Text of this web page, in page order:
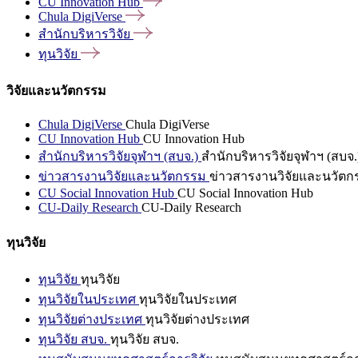
Chula DigiVerse
สำนักบริหารวิจัย
ทุนวิจัย
วิจัยและนวัตกรรม
Chula DigiVerse Chula DigiVerse
CU Innovation Hub CU Innovation Hub
สำนักบริหารวิจัยจุฬาฯ (สบจ.) สำนักบริหารวิจัยจุฬาฯ (สบจ
ข่าวสารงานวิจัยและนวัตกรรม ข่าวสารงานวิจัยและนวัตก
CU Social Innovation Hub CU Social Innovation Hub
CU-Daily Research CU-Daily Research
ทุนวิจัย
ทุนวิจัย ทุนวิจัย
ทุนวิจัยในประเทศ ทุนวิจัยในประเทศ
ทุนวิจัยต่างประเทศ ทุนวิจัยต่างประเทศ
ทุนวิจัย สบจ. ทุนวิจัย สบจ.